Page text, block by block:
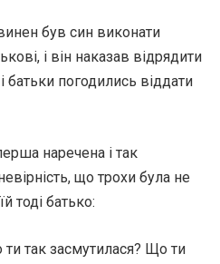
був син виконати
і він наказав відрядити
батьки погодились віддати
наречена і так
що трохи була не
тоді батько:
так засмутилася? Що ти